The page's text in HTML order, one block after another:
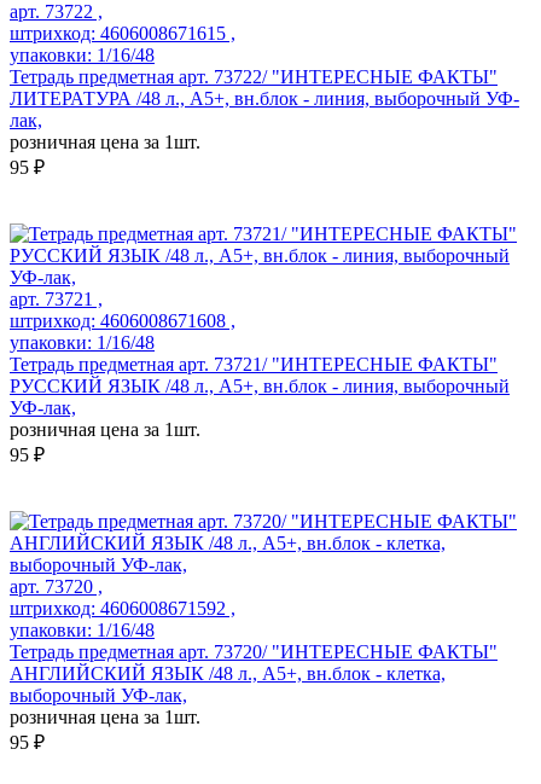
арт. 73722 ,
штрихкод: 4606008671615 ,
упаковки: 1/16/48
Тетрадь предметная арт. 73722/ "ИНТЕРЕСНЫЕ ФАКТЫ"
ЛИТЕРАТУРА /48 л., А5+, вн.блок - линия, выборочный УФ-
лак,
розничная цена за 1шт.
95 ₽
арт. 73721 ,
штрихкод: 4606008671608 ,
упаковки: 1/16/48
Тетрадь предметная арт. 73721/ "ИНТЕРЕСНЫЕ ФАКТЫ"
РУССКИЙ ЯЗЫК /48 л., А5+, вн.блок - линия, выборочный
УФ-лак,
розничная цена за 1шт.
95 ₽
арт. 73720 ,
штрихкод: 4606008671592 ,
упаковки: 1/16/48
Тетрадь предметная арт. 73720/ "ИНТЕРЕСНЫЕ ФАКТЫ"
АНГЛИЙСКИЙ ЯЗЫК /48 л., А5+, вн.блок - клетка,
выборочный УФ-лак,
розничная цена за 1шт.
95 ₽